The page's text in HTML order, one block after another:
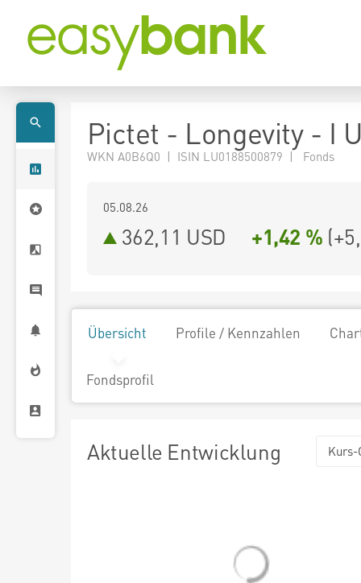
Pictet - Longevity - I
WKN A0B6Q0 | ISIN LU0188500879 | Fonds
05.08.26
362,11 USD +1,42 % (
Übersicht Profile / Kennzahlen
Fondsprofil
Aktuelle Entwicklung Kurs-